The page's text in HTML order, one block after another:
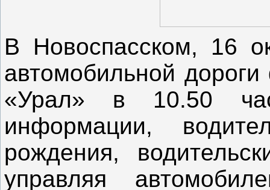
В Новоспасском, 16
автомобильной
«Урал» в 10.50
информации,
рождения,
управляя